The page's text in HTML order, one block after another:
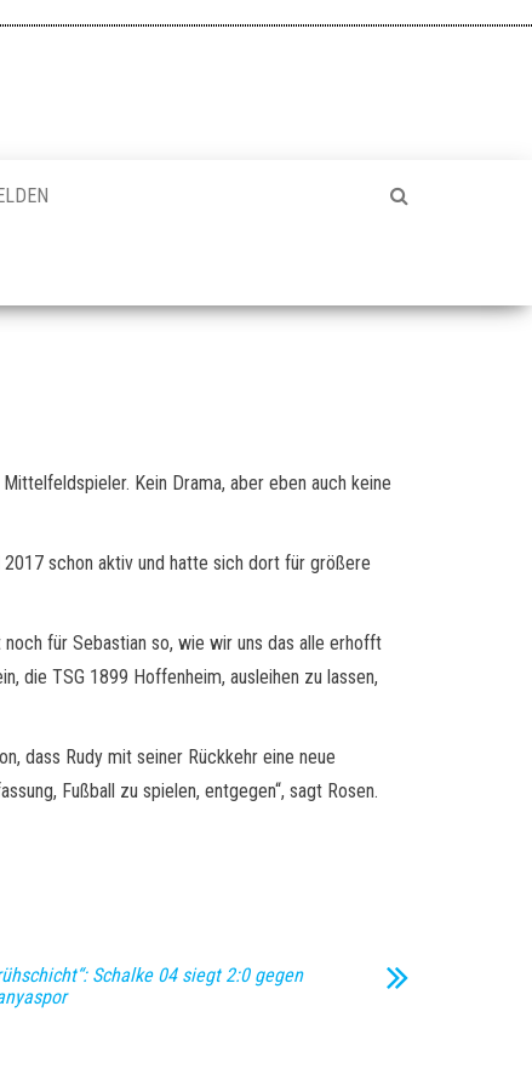
Kein Drama, aber eben auch keine
schon aktiv und hatte sich dort für größere
für Sebastian so, wie wir uns das alle erhofft
die TSG 1899 Hoffenheim, ausleihen zu lassen,
dass Rudy mit seiner Rückkehr eine neue
Fußball zu spielen, entgegen“, sagt Rosen.
Schalke 04 siegt 2:0 gegen